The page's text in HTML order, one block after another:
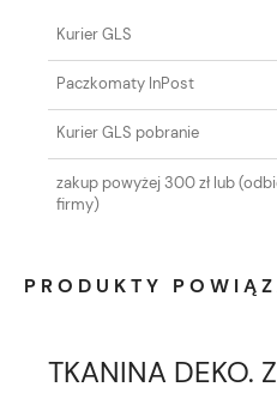
Kurier GLS
Paczkomaty InPost
Kurier GLS pobranie
zakup powyżej 300 zł lub
firmy)
PRODUKTY
TKANINA DEKO.